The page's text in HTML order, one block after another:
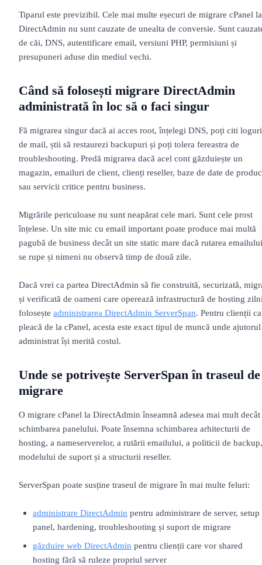
Tiparul este previzibil. Cele mai multe eșecuri de migrare cPanel la
DirectAdmin nu sunt cauzate de unealta de conversie. Sunt
de căi, DNS, autentificare email, versiuni PHP, permisiuni și
presupuneri aduse din mediul vechi.
Când să folosești migrare DirectAdmin
administrată în loc să o faci singur
Fă migrarea singur dacă ai acces root, înțelegi DNS, poți citi loguri
de mail, știi să restaurezi backupuri și poți tolera fereastra de
troubleshooting. Predă migrarea dacă acel cont găzduiește un
magazin, emailuri de client, clienți reseller, baze de date de
sau servicii critice pentru business.
Migrările periculoase nu sunt neapărat cele mari. Sunt cele prost
înțelese. Un site mic cu email important poate produce mai multă
pagubă de business decât un site static mare dacă rutarea emailului
se rupe și nimeni nu observă timp de două zile.
Dacă vrei ca partea DirectAdmin să fie construită, securizată,
și verificată de oameni care operează infrastructură de hosting
folosește administrarea DirectAdmin ServerSpan. Pentru clienții
pleacă de la cPanel, acesta este exact tipul de muncă unde ajutorul
administrat își merită costul.
Unde se potrivește ServerSpan în traseul de
migrare
O migrare cPanel la DirectAdmin înseamnă adesea mai mult decât
schimbarea panelului. Poate însemna schimbarea arhitecturii de
hosting, a nameserverelor, a rutării emailului, a politicii de
modelului de suport și a structurii reseller.
ServerSpan poate susține traseul de migrare în mai multe feluri:
administrare DirectAdmin pentru administrare de server, setup
panel, hardening, troubleshooting și suport de migrare
găzduire web DirectAdmin pentru clienții care vor shared
hosting fără să ruleze propriul server